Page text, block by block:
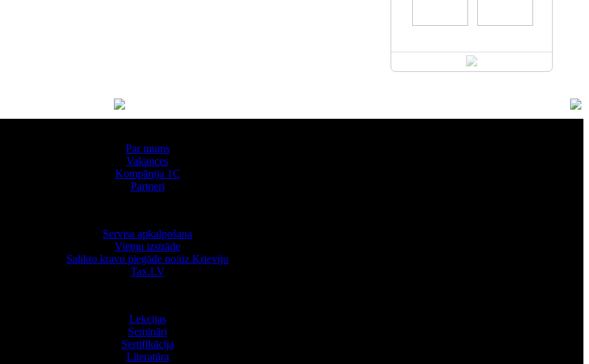
Par mums
Vakances
Kompānija 1С
Partneri
Servisa apkalpošana
Vietņu izstrāde
Salikto kravu piegāde no/uz Krieviju
Tax.LV
Lekcijas
Semināri
Sertifikācija
Literatūra